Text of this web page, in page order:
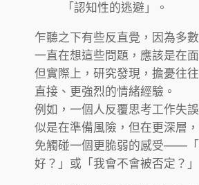
「認知性的逃避」。
乍聽之下有些反直覺，因為多
一直在想這些問題，應該是在面
但實際上，研究發現，擔憂往
直接、更強烈的情緒經驗。
例如，一個人反覆思考工作失
似是在準備風險，但在更深層
免觸碰一個更脆弱的感受——
好？」或「我會不會被否定？」